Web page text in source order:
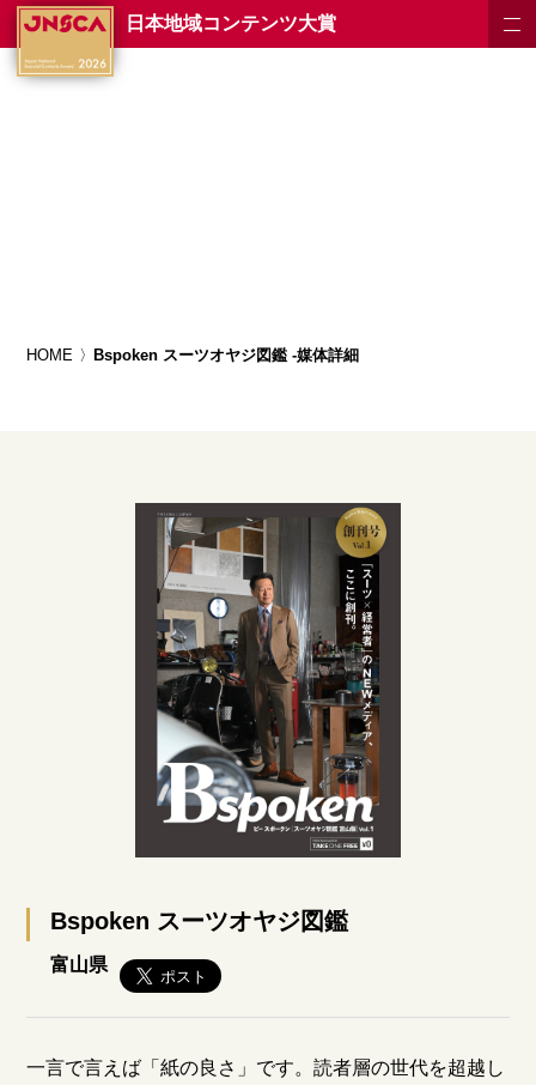
日本地域コンテンツ大賞
HOME Bspoken スーツオヤジ図鑑 -媒体詳細
Bspoken スーツオヤジ図鑑
富山県
一言で言えば「紙の良さ」です。読者層の世代を超越し